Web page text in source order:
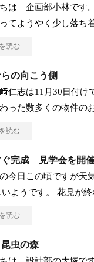
は 企画部小林です
てようやく少し落ち
読む
の向こう側
仁志は11月30日付け
った数多くの物件の
読む
ぐ完成 見学会を開催
今日この頃ですが天
ようです。 花見が終
読む
昆虫の森